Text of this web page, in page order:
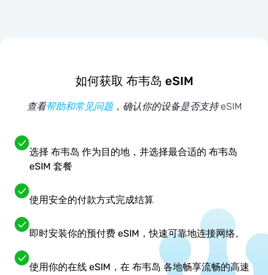
如何获取 布韦岛 eSIM
查看帮助和常见问题，确认你的设备是否支持 eSIM
选择 布韦岛 作为目的地，并选择最合适的 布韦岛
eSIM 套餐
使用安全的付款方式完成结算
即时安装你的预付费 eSIM，快速可靠地连接网络。
使用你的在线 eSIM，在 布韦岛 各地畅享流畅的高速